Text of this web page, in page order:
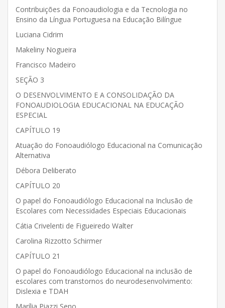
Contribuições da Fonoaudiologia e da Tecnologia no
Ensino da Língua Portuguesa na Educação Bilíngue
Luciana Cidrim
Makeliny Nogueira
Francisco Madeiro
SEÇÃO 3
O DESENVOLVIMENTO E A CONSOLIDAÇÃO DA
FONOAUDIOLOGIA EDUCACIONAL NA EDUCAÇÃO
ESPECIAL
CAPÍTULO 19
Atuação do Fonoaudiólogo Educacional na Comunicação
Alternativa
Débora Deliberato
CAPÍTULO 20
O papel do Fonoaudiólogo Educacional na Inclusão de
Escolares com Necessidades Especiais Educacionais
Cátia Crivelenti de Figueiredo Walter
Carolina Rizzotto Schirmer
CAPÍTULO 21
O papel do Fonoaudiólogo Educacional na inclusão de
escolares com transtornos do neurodesenvolvimento:
Dislexia e TDAH